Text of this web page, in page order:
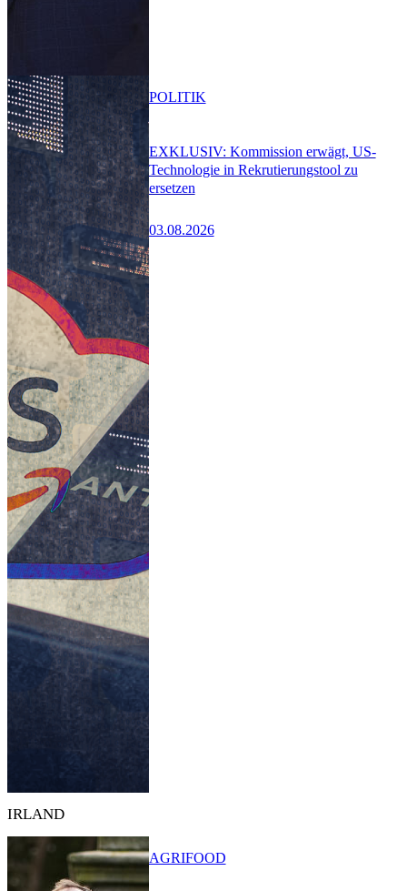
EXKLUSIV: Kommission erwägt, US-
Technologie in Rekrutierungstool zu
ersetzen
03.08.2026
POLITIK
IRLAND
AGRIFOOD